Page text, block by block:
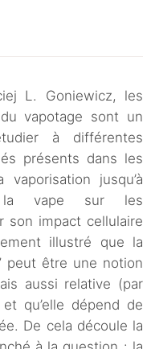
L. Goniewicz, les
vapotage sont un
à différentes
présents dans les
jusqu’à
la vape sur les
son impact cellulaire
illustré que la
peut être une notion
aussi relative (par
qu’elle dépend de
De cela découle la